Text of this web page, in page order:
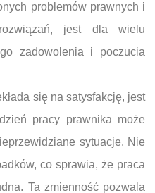
problemów prawnych i
jest dla wielu
zadowolenia i poczucia
się na satysfakcję, jest
pracy prawnika może
sytuacje. Nie
co sprawia, że praca
Ta zmienność pozwala